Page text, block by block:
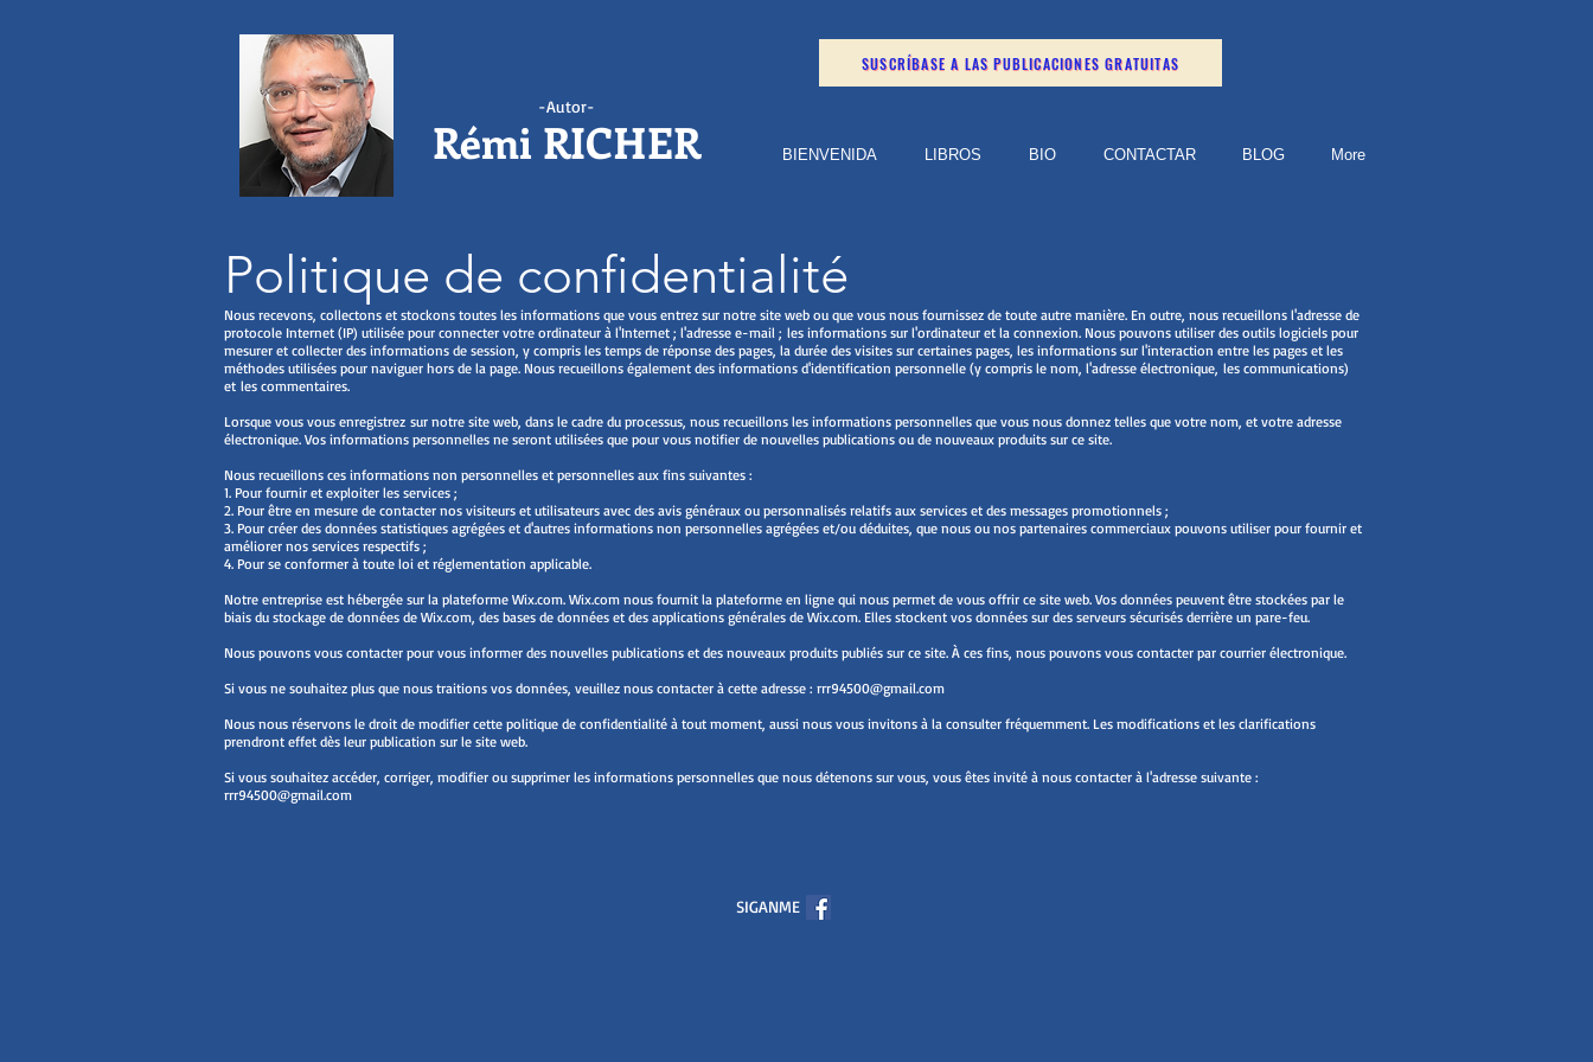
-Autor-
Rémi RICHER BIENVENIDA LIBROS BIO CONTACTAR BLOG More
SUSCRÍBASE A LAS PUBLICACIONES GRATUITAS
Politique de confidentialité
Nous recevons, collectons et stockons toutes les informations que vous entrez sur notre site web ou que vous nous fournissez de toute autre manière. En outre, nous recueillons l'adresse de
protocole Internet (IP) utilisée pour connecter votre ordinateur à l'Internet ; l'adresse e-mail ; les informations sur l'ordinateur et la connexion. Nous pouvons utiliser des outils logiciels pour
mesurer et collecter des informations de session, y compris les temps de réponse des pages, la durée des visites sur certaines pages, les informations sur l'interaction entre les pages et les
méthodes utilisées pour naviguer hors de la page. Nous recueillons également des informations d'identification personnelle (y compris le nom, l'adresse électronique, les communications)
et les commentaires.
Lorsque vous vous enregistrez sur notre site web, dans le cadre du processus, nous recueillons les informations personnelles que vous nous donnez telles que votre nom, et votre adresse
électronique. Vos informations personnelles ne seront utilisées que pour vous notifier de nouvelles publications ou de nouveaux produits sur ce site.
Nous recueillons ces informations non personnelles et personnelles aux fins suivantes :
1. Pour fournir et exploiter les services ;
2. Pour être en mesure de contacter nos visiteurs et utilisateurs avec des avis généraux ou personnalisés relatifs aux services et des messages promotionnels ;
3. Pour créer des données statistiques agrégées et d'autres informations non personnelles agrégées et/ou déduites, que nous ou nos partenaires commerciaux pouvons utiliser pour fournir et
améliorer nos services respectifs ;
4. Pour se conformer à toute loi et réglementation applicable.
Notre entreprise est hébergée sur la plateforme Wix.com. Wix.com nous fournit la plateforme en ligne qui nous permet de vous offrir ce site web. Vos données peuvent être stockées par le
biais du stockage de données de Wix.com, des bases de données et des applications générales de Wix.com. Elles stockent vos données sur des serveurs sécurisés derrière un pare-feu.
Nous pouvons vous contacter pour vous informer des nouvelles publications et des nouveaux produits publiés sur ce site. À ces fins, nous pouvons vous contacter par courrier électronique.
Si vous ne souhaitez plus que nous traitions vos données, veuillez nous contacter à cette adresse : rrr94500@gmail.com
Nous nous réservons le droit de modifier cette politique de confidentialité à tout moment, aussi nous vous invitons à la consulter fréquemment. Les modifications et les clarifications
prendront effet dès leur publication sur le site web.
Si vous souhaitez accéder, corriger, modifier ou supprimer les informations personnelles que nous détenons sur vous, vous êtes invité à nous contacter à l'adresse suivante :
rrr94500@gmail.com
SIGANME